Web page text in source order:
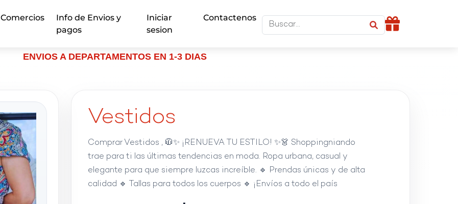
Comercios
Info de Envios y
pagos
Iniciar
sesion
Contactenos
ENVIOS A DEPARTAMENTOS EN 1-3 DIAS
Vestidos
Comprar Vestidos , 🧥✨ ¡RENUEVA TU ESTILO! ✨👗 Shoppingniando
trae para ti las últimas tendencias en moda. Ropa urbana, casual y
elegante para que siempre luzcas increíble. 🔹 Prendas únicas y de alta
calidad 🔹 Tallas para todos los cuerpos 🔹 ¡Envíos a todo el país